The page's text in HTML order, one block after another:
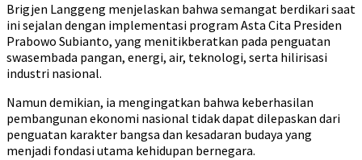
Brigjen Langgeng menjelaskan bahwa semangat berdikari saat
ini sejalan dengan implementasi program Asta Cita Presiden
Prabowo Subianto, yang menitikberatkan pada penguatan
swasembada pangan, energi, air, teknologi, serta hilirisasi
industri nasional.
Namun demikian, ia mengingatkan bahwa keberhasilan
pembangunan ekonomi nasional tidak dapat dilepaskan dari
penguatan karakter bangsa dan kesadaran budaya yang
menjadi fondasi utama kehidupan bernegara.